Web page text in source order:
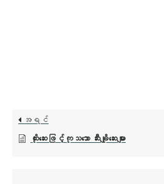
အရင်
ထိုးဆေးဖြင့်ကုသသော ဆီးချိုဆေးများ